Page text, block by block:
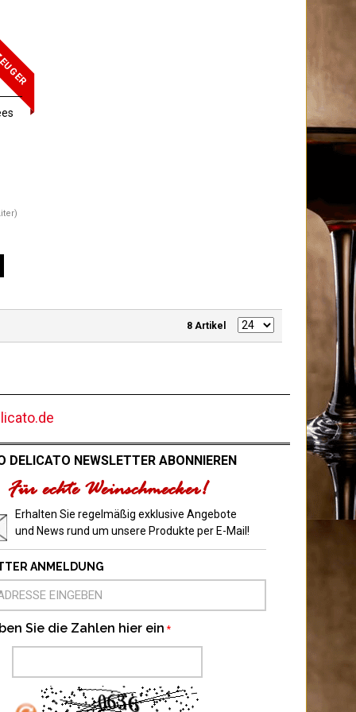
8 Artikel
DELICATO NEWSLETTER ABONNIEREN
Für echte Weinschmecker!
Erhalten Sie regelmäßig exklusive Angebote
und News rund um unsere Produkte per E-Mail!
ANMELDUNG
Sie die Zahlen hier ein